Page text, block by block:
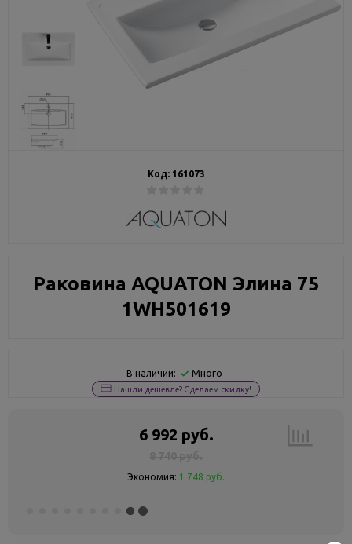
Код: 161073
Раковина AQUATON Элина 75
1WH501619
В наличии: Много
Нашли дешевле? Сделаем скидку!
6 992 руб.
Экономия: 1 748 руб.